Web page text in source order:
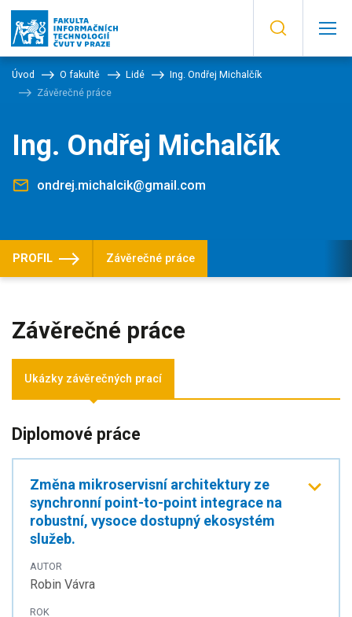
Úvod O fakultě Lidé
Ing. Ondřej Michalčík
Závěrečné práce
Ing. Ondřej Michalčík
ondrej.michalcik@gmail.com
PROFIL Závěrečné práce
Závěrečné práce
Ukázky závěrečných prací
Diplomové práce
Změna mikroservisní architektury ze
synchronní point-to-point integrace na
robustní, vysoce dostupný ekosystém
služeb.
AUTOR
Robin Vávra
ROK